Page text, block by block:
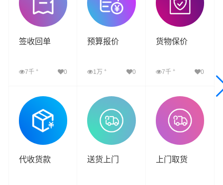
签收回单
7千 + 0
查看详细
预算报价
1万+ 0
查看详细
货物保价
7千 + 0
查看详细
代收货款 送货上门 上门取货